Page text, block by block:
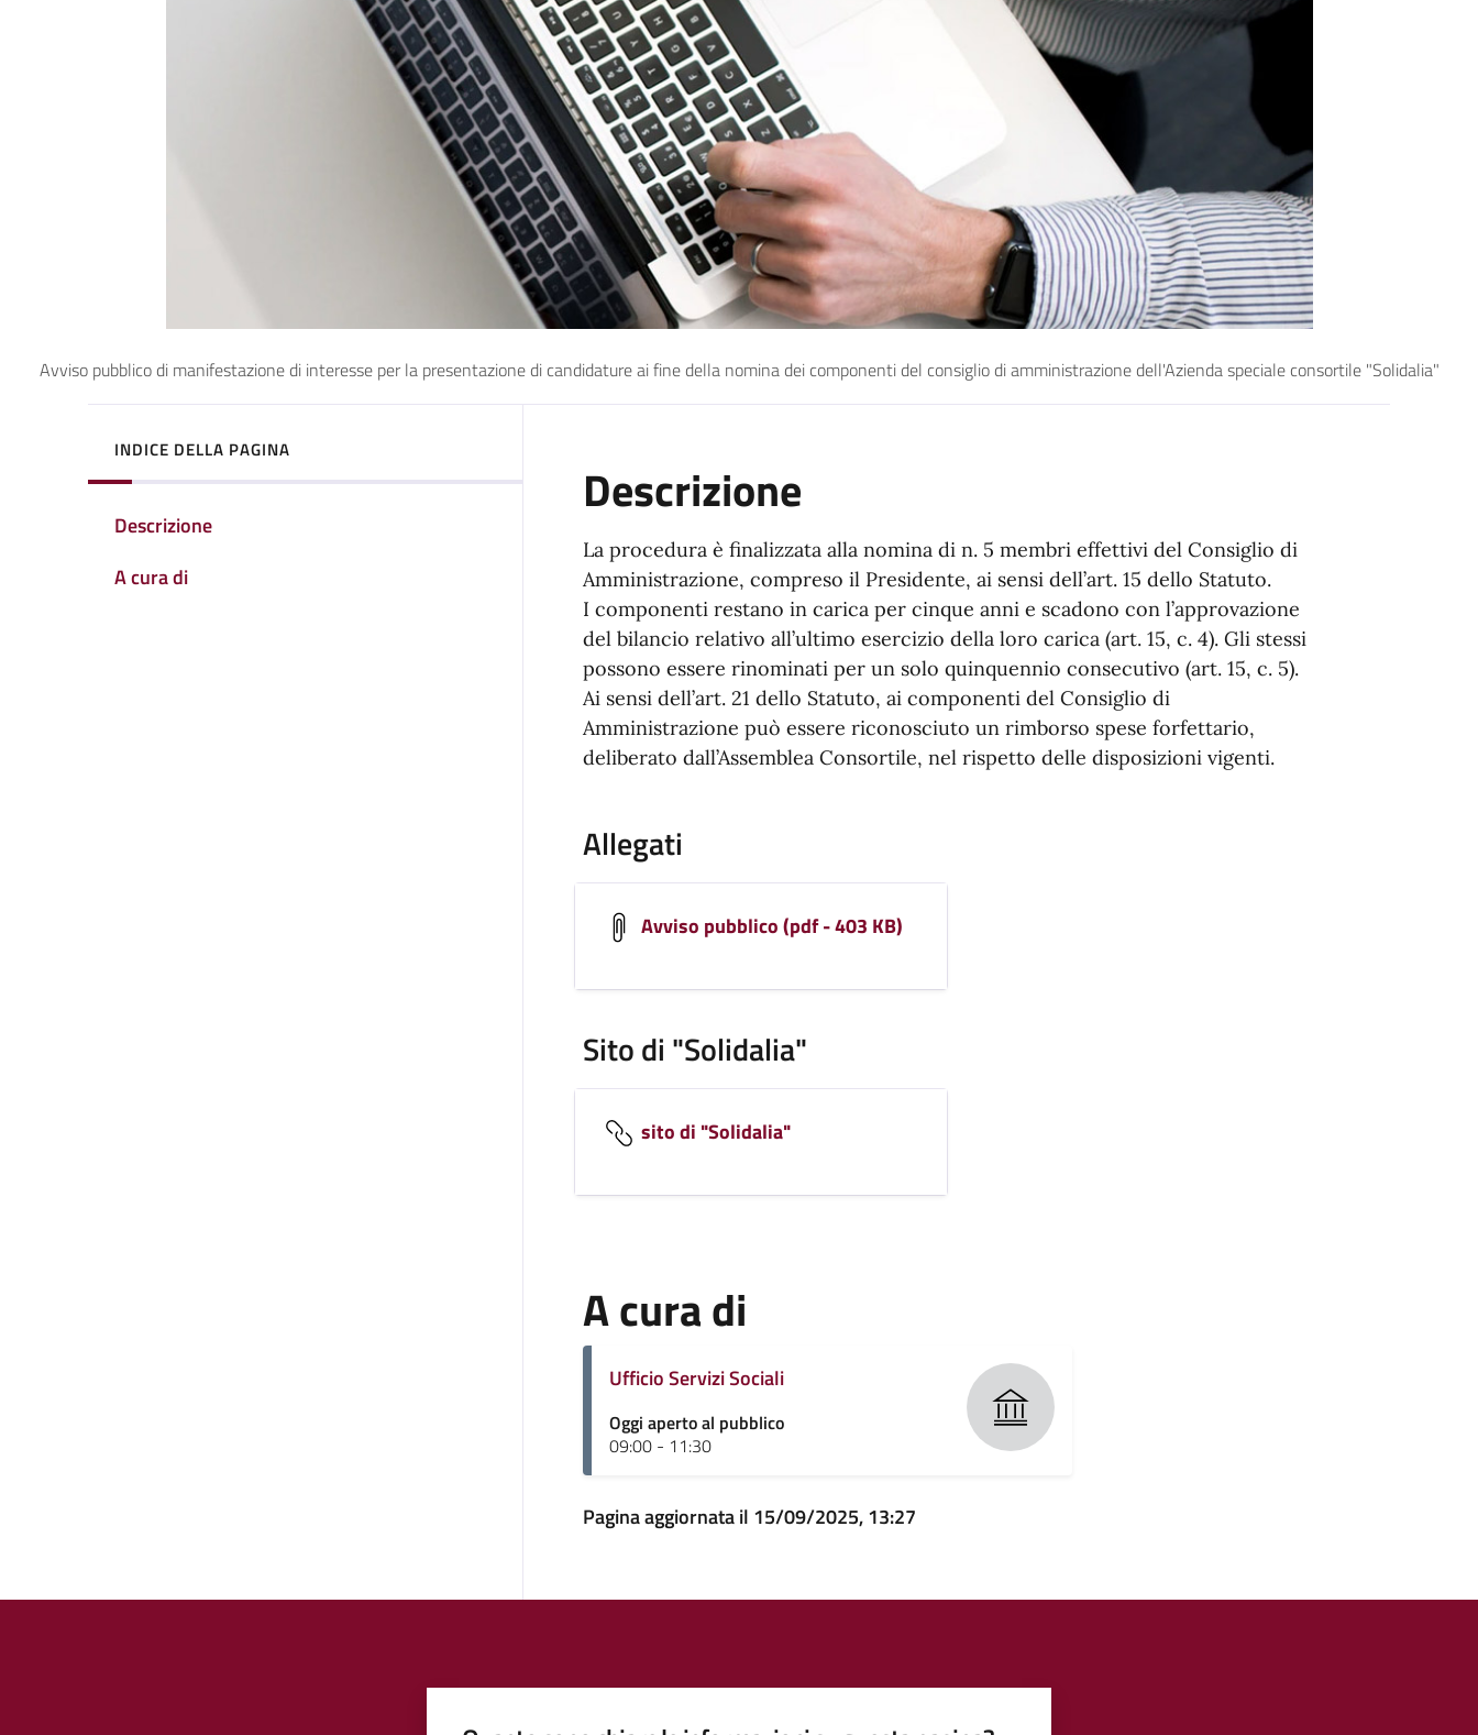
Avviso pubblico di manifestazione di interesse per la presentazione di candidature ai fine della nomina dei componenti del consiglio di amministrazione dell'Azienda speciale consortile "Solidalia"
INDICE DELLA PAGINA
Descrizione
A cura di
Descrizione
La procedura è finalizzata alla nomina di n. 5 membri effettivi del Consiglio di
Amministrazione, compreso il Presidente, ai sensi dell’art. 15 dello Statuto.
I componenti restano in carica per cinque anni e scadono con l’approvazione
del bilancio relativo all’ultimo esercizio della loro carica (art. 15, c. 4). Gli stessi
possono essere rinominati per un solo quinquennio consecutivo (art. 15, c. 5).
Ai sensi dell’art. 21 dello Statuto, ai componenti del Consiglio di
Amministrazione può essere riconosciuto un rimborso spese forfettario,
deliberato dall’Assemblea Consortile, nel rispetto delle disposizioni vigenti.
Allegati
Avviso pubblico (pdf - 403 KB)
Sito di "Solidalia"
sito di "Solidalia"
A cura di
Ufficio Servizi Sociali
Oggi aperto al pubblico
09:00 - 11:30
Pagina aggiornata il 15/09/2025, 13:27